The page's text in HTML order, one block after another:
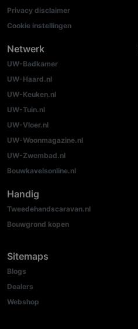
Privacy disclaimer
Cookie instellingen
Netwerk
UW-Badkamer
UW-Haard.nl
UW-Keuken.nl
UW-Tuin.nl
UW-Vloer.nl
UW-Woonmagazine.nl
UW-Zwembad.nl
Bouwkavelsonline.nl
Handig
Tweedehandscaravan.nl
Bouwgrond kopen
Sitemaps
Blogs
Dealers
Webshop